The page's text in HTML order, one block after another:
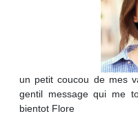
un petit coucou de mes
gentil message qui me
bientot Flore